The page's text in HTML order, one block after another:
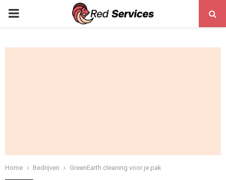
PRIMARY
Home Bedrijven GreenEarth cleaning voor je pak